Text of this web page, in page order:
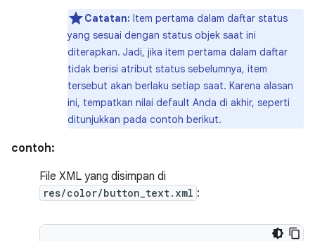
Catatan: Item pertama dalam daftar status
yang sesuai dengan status objek saat ini
diterapkan. Jadi, jika item pertama dalam daftar
tidak berisi atribut status sebelumnya, item
tersebut akan berlaku setiap saat. Karena alasan
ini, tempatkan nilai default Anda di akhir, seperti
ditunjukkan pada contoh berikut.
contoh:
File XML yang disimpan di
res/color/button_text.xml :